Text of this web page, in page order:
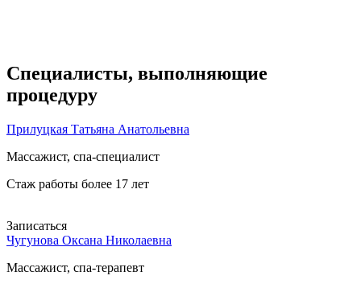
Специалисты, выполняющие
процедуру
Прилуцкая Татьяна Анатольевна
Массажист, спа-специалист
Стаж работы более 17 лет
Записаться
Чугунова Оксана Николаевна
Массажист, спа-терапевт